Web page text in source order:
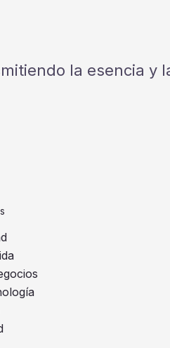
la esencia y